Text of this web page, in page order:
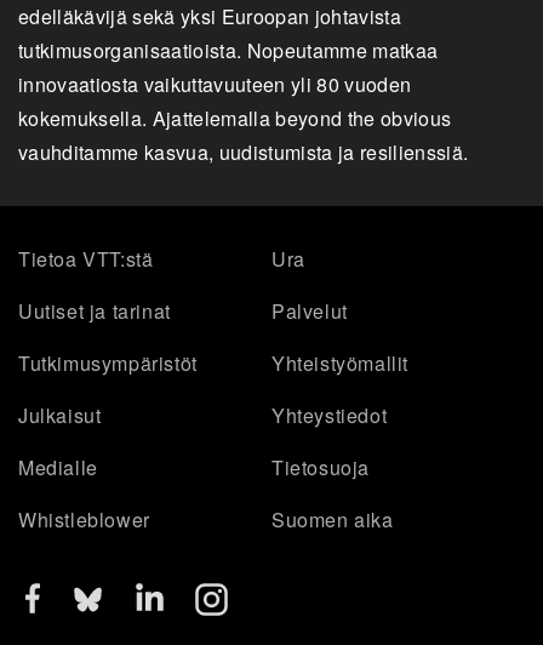
edelläkävijä sekä yksi Euroopan johtavista
tutkimusorganisaatioista. Nopeutamme matkaa
innovaatiosta vaikuttavuuteen yli 80 vuoden
kokemuksella. Ajattelemalla beyond the obvious
vauhditamme kasvua, uudistumista ja resilienssiä.
Tietoa VTT:stä
Ura
Uutiset ja tarinat
Palvelut
Tutkimusympäristöt
Yhteistyömallit
Julkaisut
Yhteystiedot
Medialle
Tietosuoja
Whistleblower
Suomen aika